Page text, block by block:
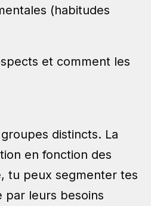
(habitudes
et comment les
distincts. La
en fonction des
tu peux segmenter tes
par leurs besoins